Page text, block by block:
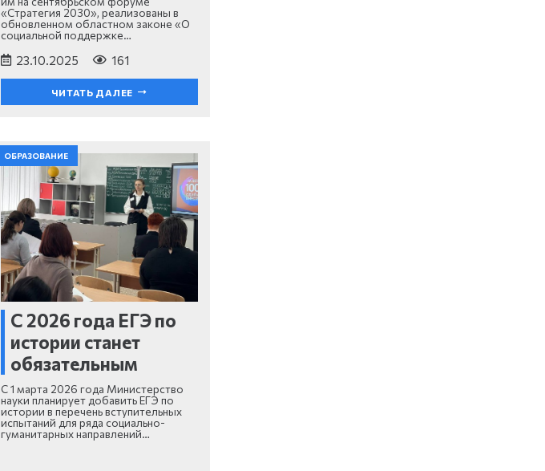
«Стратегия 2030», реализованы в
обновленном областном законе «О
социальной поддержке…
23.10.2025 161
ЧИТАТЬ ДАЛЕЕ
ОБРАЗОВАНИЕ
С 2026 года ЕГЭ по
истории станет
обязательным
С 1 марта 2026 года Министерство
науки планирует добавить ЕГЭ по
истории в перечень вступительных
испытаний для ряда социально-
гуманитарных направлений…